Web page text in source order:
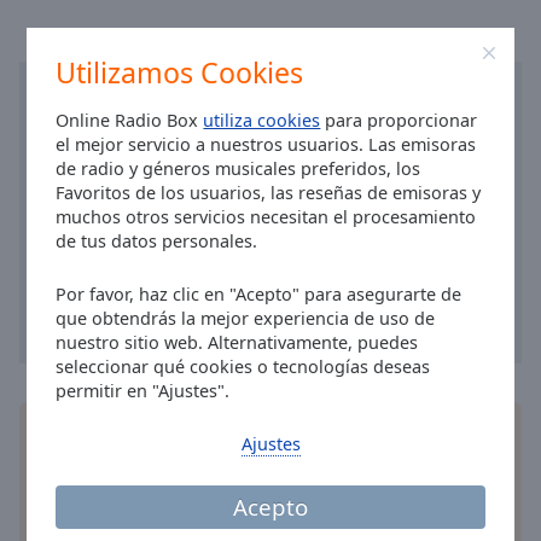
Utilizamos Cookies
Online Radio Box utiliza cookies para proporcionar
el mejor servicio a nuestros usuarios. Las emisoras
de radio y géneros musicales preferidos, los
Favoritos de los usuarios, las reseñas de emisoras y
muchos otros servicios necesitan el procesamiento
de tus datos personales.
Por favor, haz clic en "Acepto" para asegurarte de
que obtendrás la mejor experiencia de uso de
nuestro sitio web. Alternativamente, puedes
seleccionar qué cookies o tecnologías deseas
permitir en "Ajustes".
Acepto
Ajustes
Opacity
gratis Online Radio Box para
su teléfono y escucha sus estaciones de radio en
línea favoritas dondequiera que esté!